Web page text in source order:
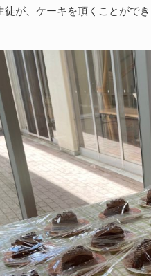
徒が、ケーキを頂くことがで